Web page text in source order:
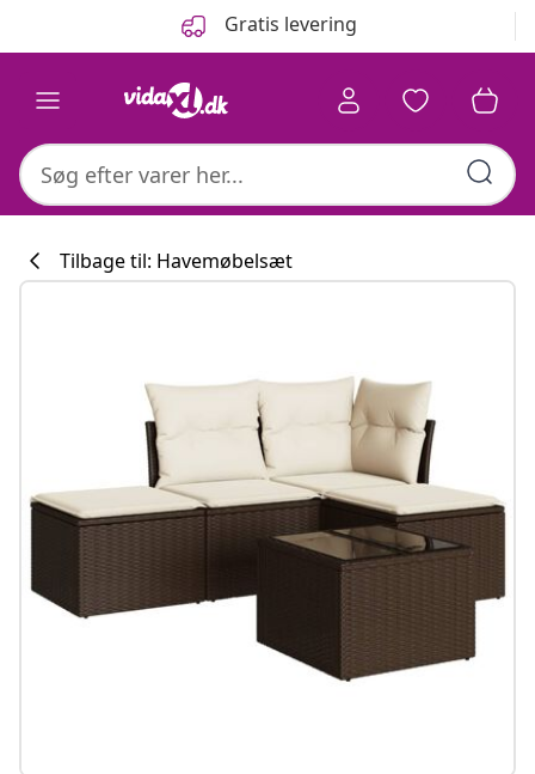
Gratis levering
#sharemevidaxl
Tilbage til: Havemøbelsæt